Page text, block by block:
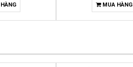
MUA HÀNG